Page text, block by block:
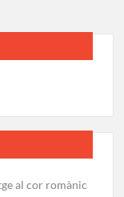
al cor romànic